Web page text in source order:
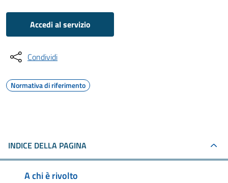
Accedi al servizio
Condividi
Normativa di riferimento
INDICE DELLA PAGINA
A chi è rivolto